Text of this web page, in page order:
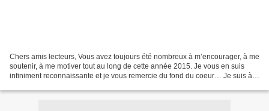
Chers amis lecteurs, Vous avez toujours été nombreux à m’encourager, à me
soutenir, à me motiver tout au long de cette année 2015. Je vous en suis
infiniment reconnaissante et je vous remercie du fond du coeur… Je suis à